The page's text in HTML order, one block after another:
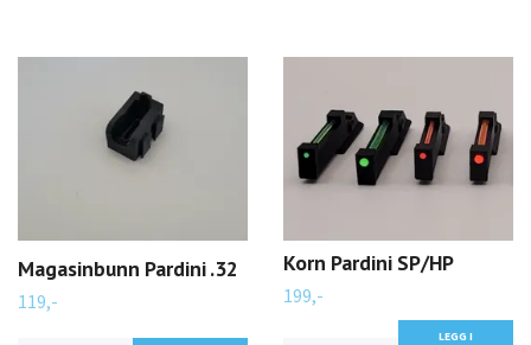
Magasinbunn Pardini .32
119,-
Korn Pardini SP/HP
199,-
LEGG I